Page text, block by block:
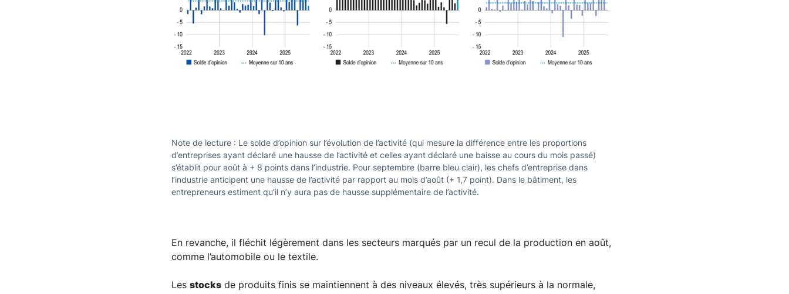
Note de lecture : Le solde d’opinion sur l’évolution de l’activité (qui mesure la différence entre les proportions
d’entreprises ayant déclaré une hausse de l’activité et celles ayant déclaré une baisse au cours du mois passé)
s’établit pour août à + 8 points dans l’industrie. Pour septembre (barre bleu clair), les chefs d’entreprise dans
l’industrie anticipent une hausse de l’activité par rapport au mois d’août (+ 1,7 point). Dans le bâtiment, les
entrepreneurs estiment qu’il n’y aura pas de hausse supplémentaire de l’activité.
En revanche, il fléchit légèrement dans les secteurs marqués par un recul de la production en août,
comme l’automobile ou le textile.
Les stocks de produits finis se maintiennent à des niveaux élevés, très supérieurs à la normale,